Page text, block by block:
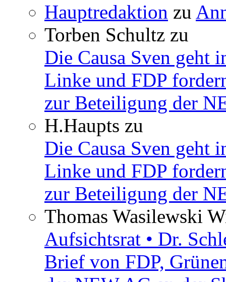
Hauptredaktion zu
Torben Schultz zu
Die Causa Sven geht
Linke und FDP
zur Beteiligung der
H.Haupts zu
Die Causa Sven geht
Linke und FDP
zur Beteiligung der
Thomas Wasilewski
Aufsichtsrat • Dr.
Brief von FDP,